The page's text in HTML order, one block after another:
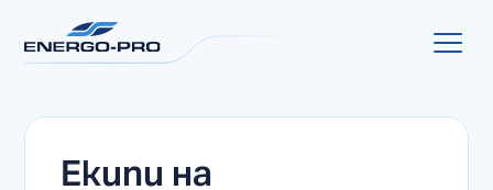
Екипи на